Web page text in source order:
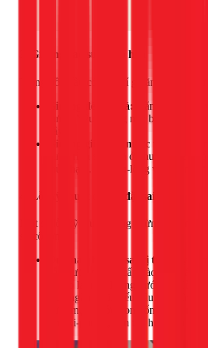
3. Gioăng cao su bị lão hóa
Trong bồn cầu có 2 vị trí gioăng cao su
Gioăng đế van xả:
Nằm giữa cụm
nước. Nếu gioăng này bị nứt hoặc
đây.
Gioăng giữa két nước và thân bồn:
nước rỉ ra sàn nhà ở khu vực tiếp
thủ phạm. Cặp bu-lông và gioăng ở
4. Lỗi kỹ thuật do lắp đặt sai
Một số lỗi kỹ thuật tưởng chừng nhỏ nhặt
sự cố lớn.
Ống nạp bù đặt sai vị trí:
dẫn nước từ van cấp vào ống xả
là nạp lại một lượng nước vào lòng
thỏ" ngăn mùi. Nếu đầu ống này bị
dưới mực nước trong ống tràn, nó
ứng xi-phông, liên tục hút nước từ